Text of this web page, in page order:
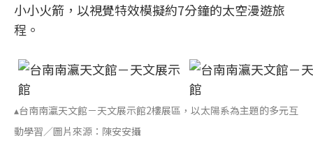
小小火箭，以視覺特效模擬約7分鐘的太空漫遊旅
程。
▴台南南瀛天文館－天文展示館2樓展區，以太陽系為主題的多元互
動學習／圖片來源：陳安安攝